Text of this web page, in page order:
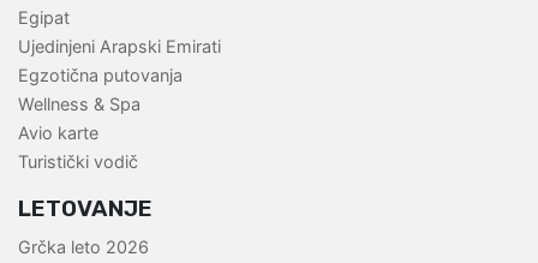
Egipat
Ujedinjeni Arapski Emirati
Egzotična putovanja
Wellness & Spa
Avio karte
Turistički vodič
LETOVANJE
Grčka leto 2026